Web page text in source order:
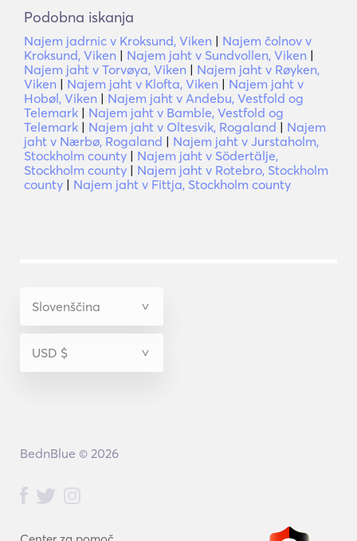
Podobna iskanja
Najem jadrnic v Kroksund, Viken | Najem čolnov v
Kroksund, Viken | Najem jaht v Sundvollen, Viken |
Najem jaht v Torvøya, Viken | Najem jaht v Røyken,
Viken | Najem jaht v Klofta, Viken | Najem jaht v
Hobøl, Viken | Najem jaht v Andebu, Vestfold og
Telemark | Najem jaht v Bamble, Vestfold og
Telemark | Najem jaht v Oltesvik, Rogaland | Najem
jaht v Nærbø, Rogaland | Najem jaht v Jurstaholm,
Stockholm county | Najem jaht v Södertälje,
Stockholm county | Najem jaht v Rotebro, Stockholm
county | Najem jaht v Fittja, Stockholm county
BednBlue © 2026